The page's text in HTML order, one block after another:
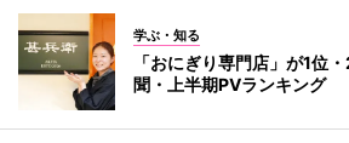
学ぶ・知る
「おにぎり専門店」が1位
聞・上半期PVランキング